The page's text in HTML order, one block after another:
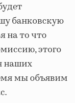
банковскую
на то что
этого
наших
мы объявим